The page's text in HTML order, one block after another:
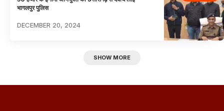
भागलपुर पुलिस
DECEMBER 20, 2024
SHOW MORE